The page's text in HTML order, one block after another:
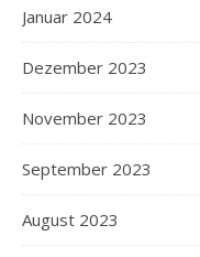
Januar 2024
Dezember 2023
November 2023
September 2023
August 2023